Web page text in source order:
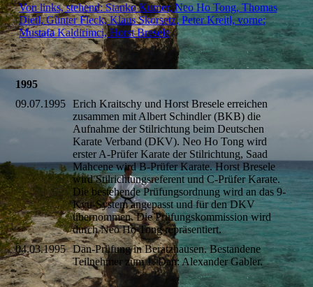
Von links, stehend: Stanko Kumer, Neo Ho Tong, Thomas
Dietl, Günter Fleck, Klaus Skorsetz, Peter Kreitl, vorne:
Mustafa Kaldirimci, Horst Bresele
1995
09.07.1995
Erich Kraitschy und Horst Bresele erreichen
zusammen mit Albert Schindler (BKB) die
Aufnahme der Stilrichtung beim Deutschen
Karate Verband (DKV). Neo Ho Tong wird
erster A-Prüfer Karate der Stilrichtung, Saad
Mahcene wird B-Prüfer Karate. Horst Bresele
wird Stilrichtungsreferent und C-Prüfer Karate.
Die bestehende Prüfungsordnung wird an das 9-
Kyu-System angepasst und für den DKV
übernommen. Die Prüfungskommission wird
durch Neo Ho Tong repräsentiert.
04.03.1995 Dan-Prüfung in Beratzhausen. Bestandene
Teilnehmer zum 1. Dan: Alexander Gabler.